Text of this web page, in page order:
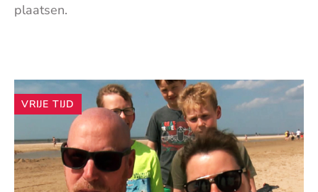
plaatsen.
Andere
artikelen
VRIJE TIJD